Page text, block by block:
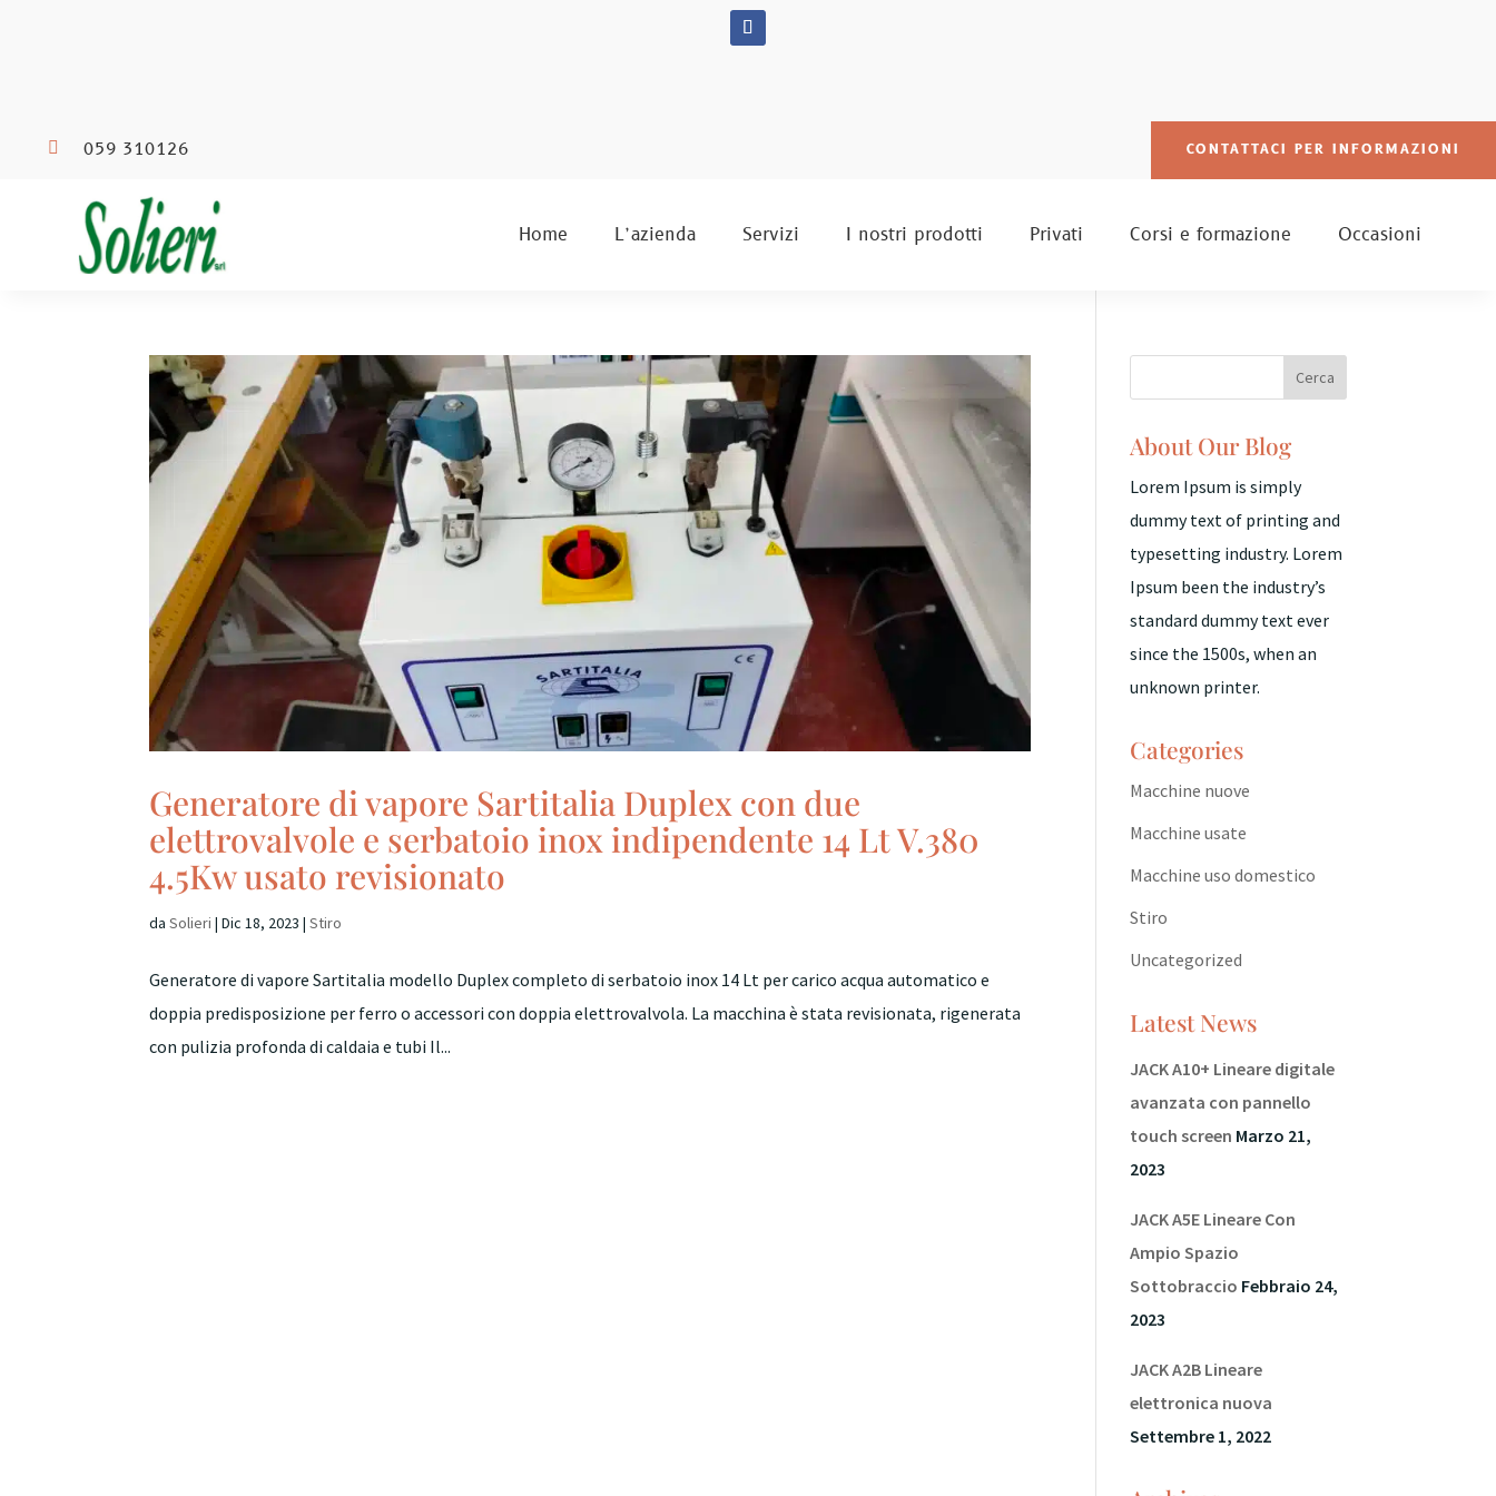
 059 310126 CONTATTACI PER INFORMAZIONI
Home L’azienda Servizi I nostri prodotti Privati Corsi e formazione Occasioni
Generatore di vapore Sartitalia Duplex con due
elettrovalvole e serbatoio inox indipendente 14 Lt V.380
4.5Kw usato revisionato
daSolieri |Dic 18, 2023 |Stiro
Generatore di vapore Sartitalia modello Duplex completo di serbatoio inox 14 Lt per carico acqua automatico e
doppia predisposizione per ferro o accessori con doppia elettrovalvola. La macchina è stata revisionata, rigenerata
con pulizia profonda di caldaia e tubi Il...
About Our Blog
Lorem Ipsum is simply
dummy text of printing and
typesetting industry. Lorem
Ipsum been the industry’s
standard dummy text ever
since the 1500s, when an
unknown printer.
Categories
Macchine nuove
Macchine usate
Macchine uso domestico
Stiro
Uncategorized
Latest News
JACK A10+ Lineare digitale
avanzata con pannello
touch screen Marzo 21,
2023
JACK A5E Lineare Con
Ampio Spazio
Sottobraccio Febbraio 24,
2023
JACK A2B Lineare
elettronica nuova
Settembre 1, 2022